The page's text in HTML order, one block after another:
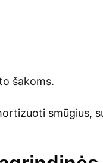
šakoms.
smūgius,